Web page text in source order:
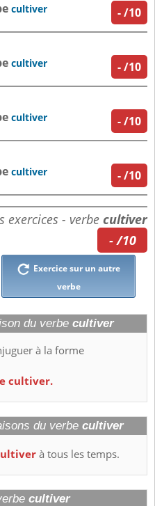
-/10
cultiver
-/10
cultiver
-/10
cultiver
-/10
cultiver
exercices - verbe cultiver
- /10
Exercice sur un autre
verbe
du verbe cultiver
à la forme
cultiver.
du verbe cultiver
à tous les temps.
cultiver